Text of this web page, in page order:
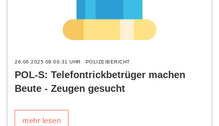
26.06.2025 08:06:31 UHR POLIZEIBERICHT
POL-S: Telefontrickbetrüger machen
Beute - Zeugen gesucht
mehr lesen